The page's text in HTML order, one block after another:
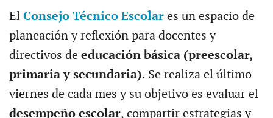
El Consejo Técnico Escolares un espacio de
planeación y reflexión para docentes y
directivos deeducación básica (preescolar,
primaria y secundaria). Se realiza el último
viernes de cada mes y su objetivo es evaluar el
desempeño escolar, compartir estrategias y